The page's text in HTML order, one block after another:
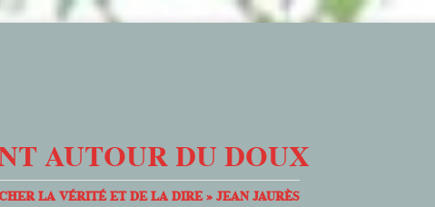
AUTOUR DU DOUX
LA VÉRITÉ ET DE LA DIRE » JEAN JAURÈS